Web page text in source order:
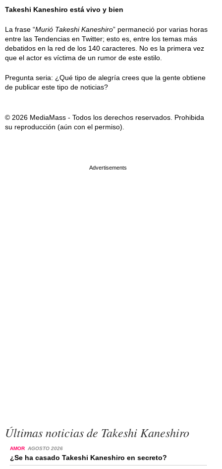
Takeshi Kaneshiro está vivo y bien
La frase “Murió Takeshi Kaneshiro” permaneció por varias horas
entre las Tendencias en Twitter; esto es, entre los temas más
debatidos en la red de los 140 caracteres. No es la primera vez
que el actor es víctima de un rumor de este estilo.
Pregunta seria: ¿Qué tipo de alegría crees que la gente obtiene
de publicar este tipo de noticias?
© 2026 MediaMass - Todos los derechos reservados. Prohibida
su reproducción (aún con el permiso).
Últimas noticias de Takeshi Kaneshiro
AMOR AGOSTO 2026
¿Se ha casado Takeshi Kaneshiro en secreto?